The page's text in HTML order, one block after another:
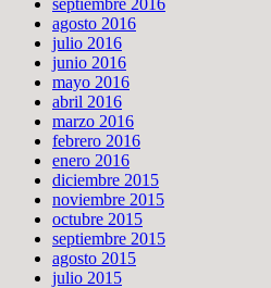
agosto 2016
julio 2016
junio 2016
mayo 2016
abril 2016
marzo 2016
febrero 2016
enero 2016
diciembre 2015
noviembre 2015
octubre 2015
septiembre 2015
agosto 2015
julio 2015